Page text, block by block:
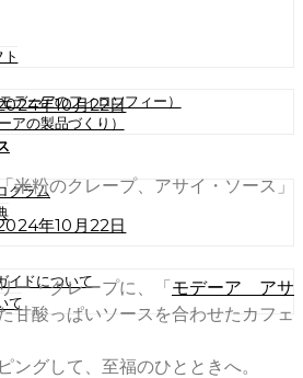
デーアのフィロソフィー）
アの製品づくり）
グラム
イドについて
て
アサイ・ソー
年10月22日
米粉のクレープ、アサイ・ソース」
年10月22日
ー・クレープに、「モデーア アサ
甘酸っぱいソースを合わせたカフェ
ングして、至福のひとときへ。